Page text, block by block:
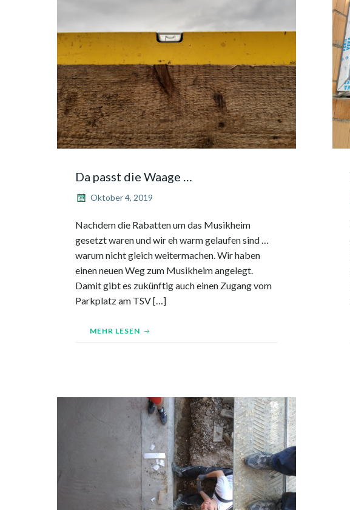
Da passt die Waage …
Oktober 4, 2019
Nachdem die Rabatten um das Musikheim
gesetzt waren und wir eh warm gelaufen sind …
warum nicht gleich weitermachen. Wir haben
einen neuen Weg zum Musikheim angelegt.
Damit gibt es zukünftig auch einen Zugang vom
Parkplatz am TSV […]
MEHR LESEN